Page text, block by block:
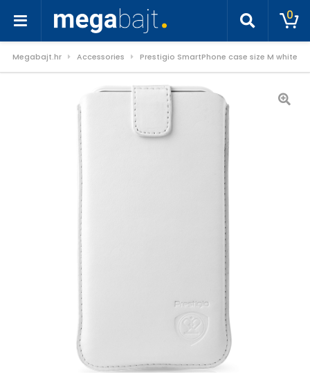
0
Megabajt.hr Accessories Prestigio SmartPhone case size M white